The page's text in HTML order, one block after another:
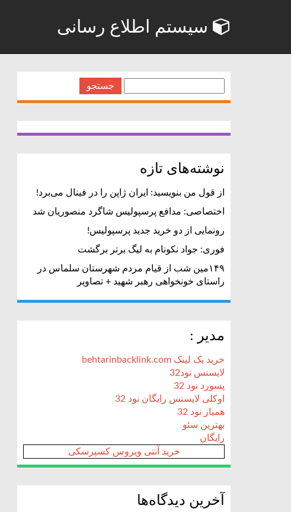
سیستم اطلاع رسانی
نوشته‌های تازه
از قول من بنویسید: ایران ژاپن را در فینال می‌برد!
اختصاصی: مدافع پرسپولیس شاگرد منصوریان شد
رونمایی از دو خرید جدید پرسپولیس!
فوری: جواد نکونام به لیگ برتر برگشت
۱۴۹مین شب از قیام مردم شهرستان سلماس در
راستای خونخواهی رهبر شهید + تصاویر
مدیر :
خرید بک لینک behtarinbacklink.com
لایسنس نود32
پسورد نود 32
اوکلی لایسنس رایگان نود 32
همیار نود 32
بهترین سئو
رایگان
خرید آنتی ویروس کسپرسکی
آخرین دیدگاه‌ها